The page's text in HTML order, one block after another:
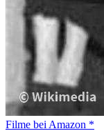
Filme bei Amazon *